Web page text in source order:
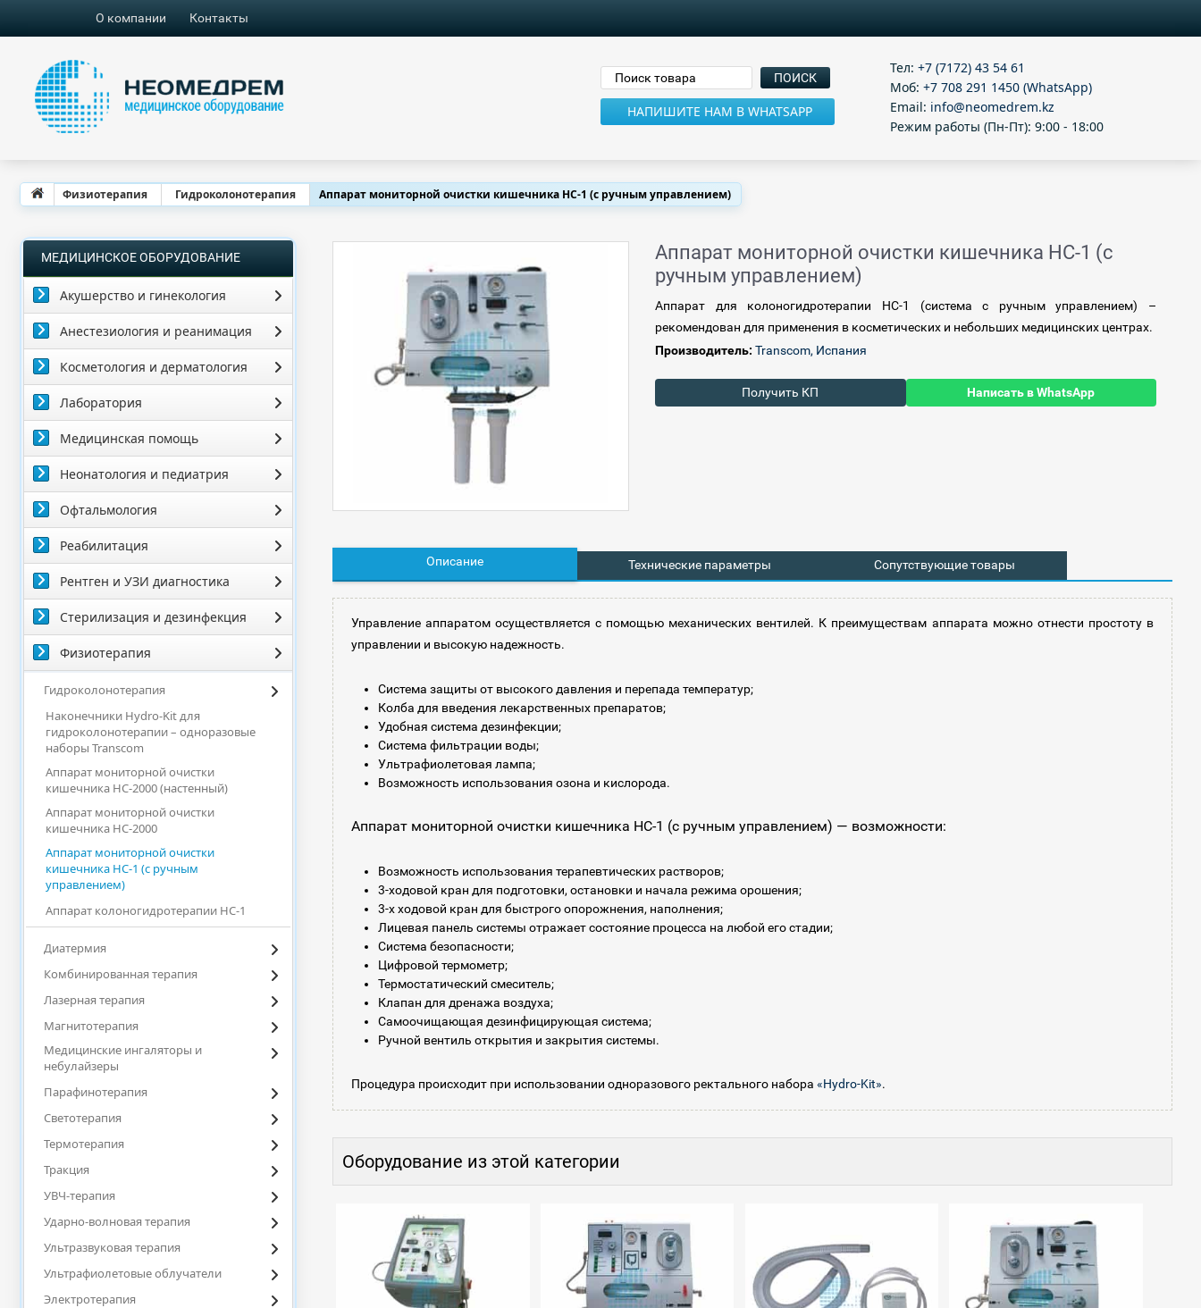
О компании Контакты
НАПИШИТЕ НАМ В WHATSAPP
Тел:+7 (7172) 43 54 61
Моб:+7 708 291 1450 (WhatsApp)
Email: info@neomedrem.kz
Режим работы (Пн-Пт): 9:00 - 18:00
Физиотерапия Гидроколонотерапия Аппарат мониторной очистки кишечника HC-1 (с ручным управлением)
Аппарат мониторной очистки кишечника HC-1 (с
ручным управлением)
Аппарат для колоногидротерапии HC-1 (система с ручным управлением)
–
рекомендован для применения в косметических и небольших медицинских центрах.
Производитель: Transcom, Испания
Получить КП Написать в WhatsApp
Описание Технические параметры Сопутствующие товары
Управление аппаратом осуществляется с помощью механических вентилей. К преимуществам аппарата можно отнести простоту в
управлении и высокую надежность.
Система защиты от высокого давления и перепада температур;
Колба для введения лекарственных препаратов;
Удобная система дезинфекции;
Система фильтрации воды;
Ультрафиолетовая лампа;
Возможность использования озона и кислорода.
Аппарат мониторной очистки кишечника HC-1 (с ручным управлением) — возможности:
Возможность использования терапевтических растворов;
3-ходовой кран для подготовки, остановки и начала режима орошения;
3-х ходовой кран для быстрого опорожнения, наполнения;
Лицевая панель системы отражает состояние процесса на любой его стадии;
Система безопасности;
Цифровой термометр;
Термостатический смеситель;
Клапан для дренажа воздуха;
Самоочищающая дезинфицирующая система;
Ручной вентиль открытия и закрытия системы.
Процедура происходит при использовании одноразового ректального набора «Hydro-Kit».
Оборудование из этой категории
МЕДИЦИНСКОЕ ОБОРУДОВАНИЕ
Акушерство и гинекология
Анестезиология и реанимация
Косметология и дерматология
Лаборатория
Медицинская помощь
Неонатология и педиатрия
Офтальмология
Реабилитация
Рентген и УЗИ диагностика
Стерилизация и дезинфекция
Физиотерапия
Гидроколонотерапия
Наконечники Hydro-Kit для
гидроколонотерапии – одноразовые
наборы Transcom
Аппарат мониторной очистки
кишечника HC-2000 (настенный)
Аппарат мониторной очистки
кишечника HC-2000
Аппарат мониторной очистки
кишечника HC-1 (с ручным
управлением)
Аппарат колоногидротерапии HC-1
Диатермия
Комбинированная терапия
Лазерная терапия
Магнитотерапия
Медицинские ингаляторы и
небулайзеры
Парафинотерапия
Светотерапия
Термотерапия
Тракция
УВЧ-терапия
Ударно-волновая терапия
Ультразвуковая терапия
Ультрафиолетовые облучатели
Электротерапия